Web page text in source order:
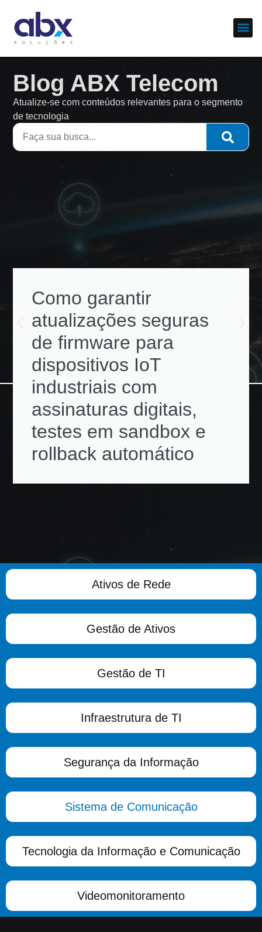
Blog ABX Telecom
Atualize-se com conteúdos relevantes para o segmento
de tecnologia
Como garantir
atualizações seguras
de firmware para
dispositivos IoT
industriais com
assinaturas digitais,
testes em sandbox e
rollback automático
Ativos de Rede
Gestão de Ativos
Gestão de TI
Infraestrutura de TI
Segurança da Informação
Sistema de Comunicação
Tecnologia da Informação e Comunicação
Videomonitoramento